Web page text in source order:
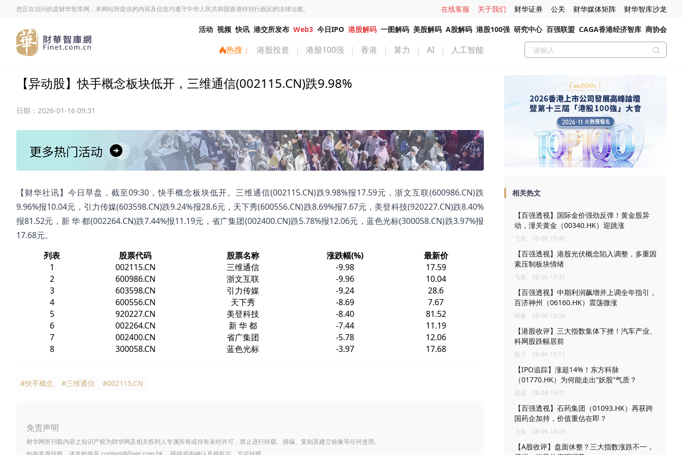
您正在访问的是财华智库网，本网站所提供的内容及信息均遵守中华人民共和国香港特别行政区的法律法规。 在线客服 关于我们 财华证券 公关 财华媒体矩阵 财华智库沙龙
活动 视频 快讯 港交所发布 Web3 今日IPO 港股解码 一图解码 美股解码 A股解码 港股100强 研究中心 百强联盟 CAGA香港经济智库 商协会
热搜： 港股投资 | 港股100强 | 香港 | 算力 | AI | 人工智能
【异动股】快手概念板块低开，三维通信(002115.CN)跌9.98%
日期： 2026-01-16 09:31
【财华社讯】今日早盘，截至09:30，快手概念板块低开。三维通信(002115.CN)跌9.98%报17.59元，浙文互联(600986.CN)跌
9.96%报10.04元，引力传媒(603598.CN)跌9.24%报28.6元，天下秀(600556.CN)跌8.69%报7.67元，美登科技(920227.CN)跌8.40%
报81.52元，新 华 都(002264.CN)跌7.44%报11.19元，省广集团(002400.CN)跌5.78%报12.06元，蓝色光标(300058.CN)跌3.97%报
17.68元。
列表
股票代码 股票名称 涨跌幅(%)
最新价
1
002115.CN 三维通信 -9.98
17.59
2
600986.CN 浙文互联 -9.96
10.04
3
603598.CN 引力传媒 -9.24
28.6
4
600556.CN 天下秀 -8.69
7.67
5
920227.CN 美登科技 -8.40
81.52
6
002264.CN 新 华 都 -7.44
11.19
7
002400.CN 省广集团 -5.78
12.06
8
300058.CN 蓝色光标 -3.97 17.68
#快手概念 #三维通信 #002115.CN
免责声明
财华网所刊载内容之知识产权为财华网及相关权利人专属所有或持有未经许可，禁止进行转载、摘编、复制及建立镜像等任何使用。
相关热文
【百强透视】国际金价强劲反弹！黄金股异
动，潼关黄金（00340.HK）迎跳涨
飞鱼 08-06 19:40
【百强透视】港股光伏概念陷入调整，多重因
素压制板块情绪
飞鱼 08-06 19:31
【百强透视】中期利润飙增并上调全年指引，
百济神州（06160.HK）震荡微涨
明羲 08-06 19:26
【港股收评】三大指数集体下挫！汽车产业、
科网股跌幅居前
瓶子 08-06 16:51
【IPO追踪】涨超14%！东方科脉
（01770.HK）为何能走出“妖股”气质？
遥远 08-06 16:31
【百强透视】石药集团（01093.HK）再获跨
国药企加持，价值重估在即？
飞鱼 08-06 16:23
【A股收评】盘面休整？三大指数涨跌不一，